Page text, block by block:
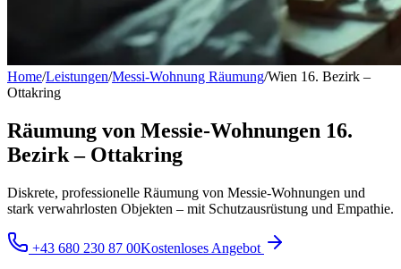
Home/Leistungen/Messi-Wohnung Räumung/Wien 16. Bezirk –
Ottakring
Räumung von Messie-Wohnungen 16.
Bezirk – Ottakring
Diskrete, professionelle Räumung von Messie-Wohnungen und
stark verwahrlosten Objekten – mit Schutzausrüstung und Empathie.
+43 680 230 87 00Kostenloses Angebot